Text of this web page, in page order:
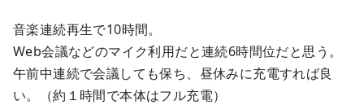
音楽連続再生で10時間。
Web会議などのマイク利用だと連続6時間位だと思う。
午前中連続で会議しても保ち、昼休みに充電すれば良
い。（約１時間で本体はフル充電）